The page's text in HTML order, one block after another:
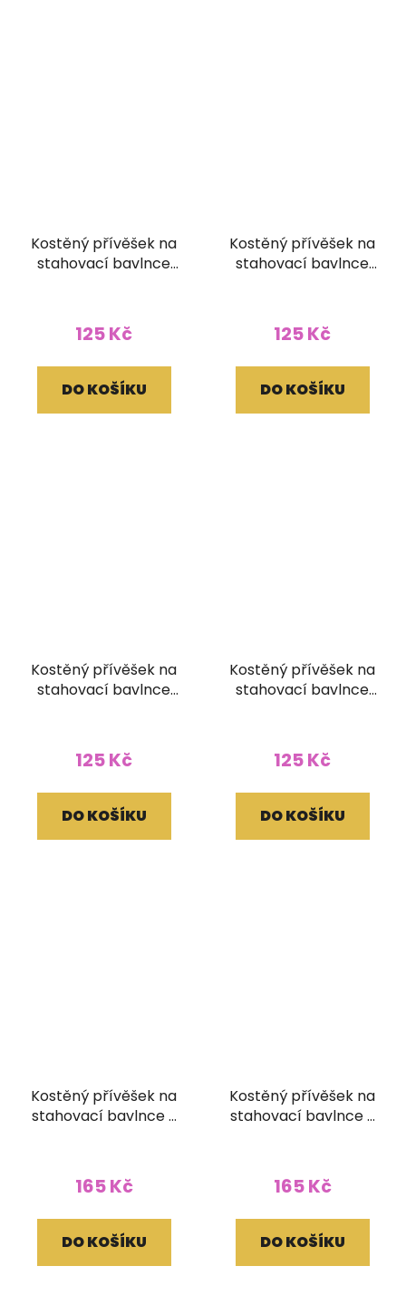
Kostěný přívěšek na
stahovací bavlnce
125 Kč
DO KOŠÍKU
Kostěný přívěšek na
stahovací bavlnce
125 Kč
DO KOŠÍKU
Kostěný přívěšek na
stahovací bavlnce
125 Kč
DO KOŠÍKU
Kostěný přívěšek na
stahovací bavlnce
125 Kč
DO KOŠÍKU
Kostěný přívěšek na
stahovací bavlnce s
165 Kč
DO KOŠÍKU
Kostěný přívěšek na
stahovací bavlnce s
165 Kč
DO KOŠÍKU